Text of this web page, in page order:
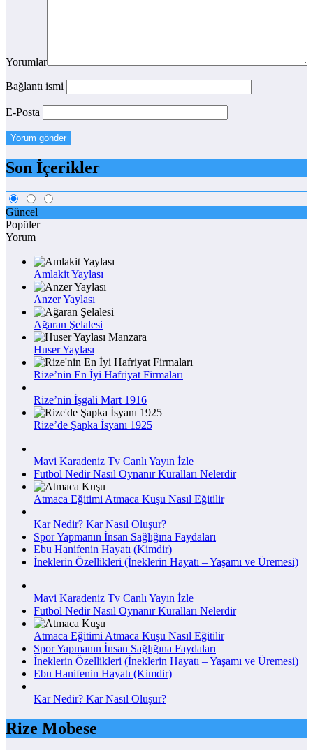
Yorumlar
Bağlantı ismi
E-Posta
Son İçerikler
Güncel
Popüler
Yorum
Amlakit Yaylası
Anzer Yaylası
Ağaran Şelalesi
Huser Yaylası
Rize’nin En İyi Hafriyat Firmaları
Rize’nin İşgali Mart 1916
Rize’de Şapka İsyanı 1925
Mavi Karadeniz Tv Canlı Yayın İzle
Futbol Nedir Nasıl Oynanır Kuralları Nelerdir
Atmaca Eğitimi Atmaca Kuşu Nasıl Eğitilir
Kar Nedir? Kar Nasıl Oluşur?
Spor Yapmanın İnsan Sağlığına Faydaları
Ebu Hanifenin Hayatı (Kimdir)
İneklerin Özellikleri (İneklerin Hayatı – Yaşamı ve Üremesi)
Mavi Karadeniz Tv Canlı Yayın İzle
Futbol Nedir Nasıl Oynanır Kuralları Nelerdir
Atmaca Eğitimi Atmaca Kuşu Nasıl Eğitilir
Spor Yapmanın İnsan Sağlığına Faydaları
İneklerin Özellikleri (İneklerin Hayatı – Yaşamı ve Üremesi)
Ebu Hanifenin Hayatı (Kimdir)
Kar Nedir? Kar Nasıl Oluşur?
Rize Mobese